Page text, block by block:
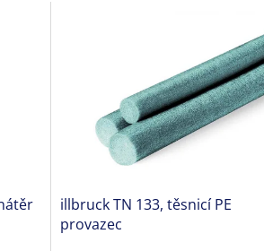
illbruck TN 133, těsnicí PE
provazec